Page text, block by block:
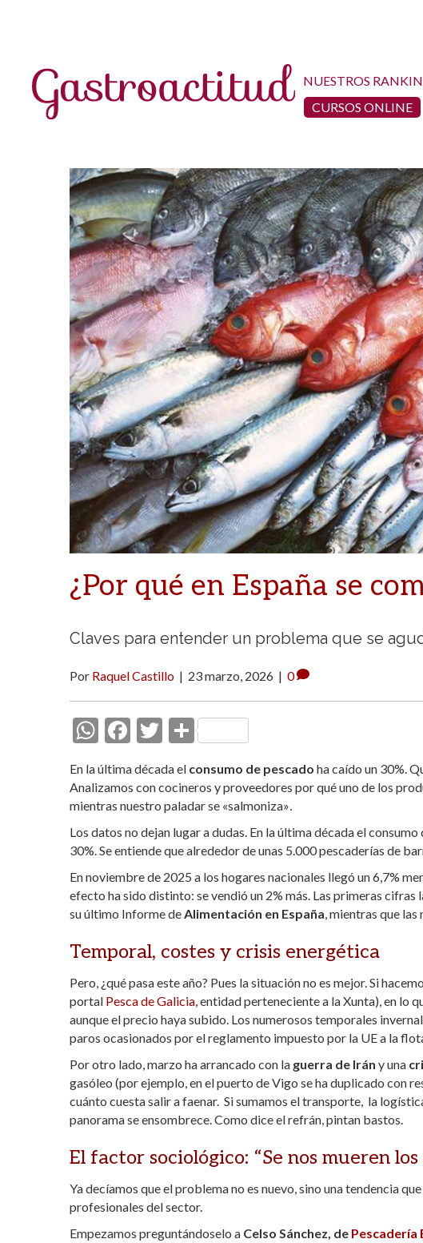
NUESTROS
CURSOS ONLINE
¿Por qué en España se
Claves para entender un problema que se
Por Raquel Castillo | 23 marzo, 2026 | 0
W
at
s
A
p
p
F
e
b
o
o
k
T
itt
er
C
m
p
ar
ti
r
En la última década el consumo de pescado ha caído un 30%.
Analizamos con cocineros y proveedores por qué uno de los
mientras nuestro paladar se «salmoniza».
Los datos no dejan lugar a dudas. En la última década el
30%. Se entiende que alrededor de unas 5.000 pescaderías de
En noviembre de 2025 a los hogares nacionales llegó un 6,7%
efecto ha sido distinto: se vendió un 2% más. Las primeras
su último Informe deAlimentación en España, mientras que
Temporal, costes y crisis energética
Pero, ¿qué pasa este año? Pues la situación no es mejor. Si
portal Pesca de Galicia,entidad perteneciente a la Xunta), en lo
aunque el precio haya subido. Los numerosos temporales
paros ocasionados por el reglamento impuesto por la UE a la
Por otro lado, marzo ha arrancado con la guerra de Irán y una
gasóleo (por ejemplo, en el puerto de Vigo se ha duplicado con
cuánto cuesta salir a faenar. Si sumamos el transporte, la
panorama se ensombrece. Como dice el refrán, pintan bastos.
El factor sociológico: “Se nos mueren
Ya decíamos que el problema no es nuevo, sino una tendencia
profesionales del sector.
Empezamos preguntándoselo a Celso Sánchez, de Pescadería